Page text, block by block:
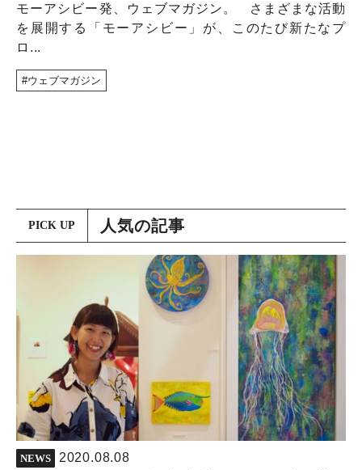
COLUMN
320
モーアシビー発、ウェブマガジン。 さまざまな活動
を展開する「モーアシビー」が、このたび新たなプ
ロ...
ウェブマガジン
人気の記事
PICK UP
NEWS 2020.08.08